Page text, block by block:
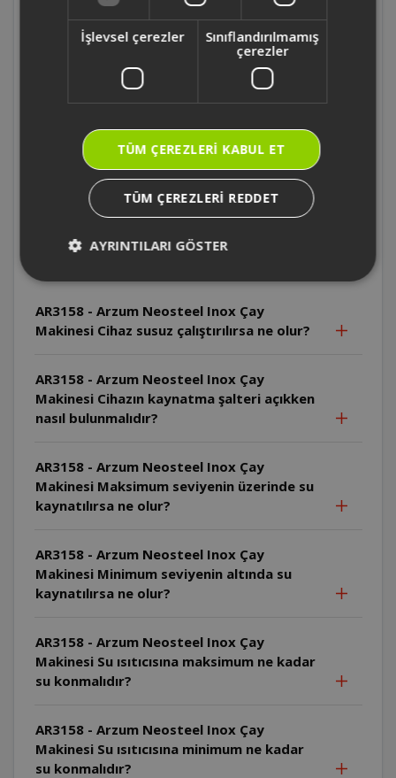
Makinesi Cihazın dış yüzeyi neden dikkatli
tutulmalıdır?
AR3158 - Arzum Neosteel Inox Çay
AR3158 - Arzum Neosteel Inox Çay
Makinesi Cihazın enerji tabanı suya
sokulabilir mi?
AR3158 - Arzum Neosteel Inox Çay Makinesi Cihazın
AR3158 - Arzum Neosteel Inox Çay
Makinesi Cihaz susuz çalıştırılırsa ne olur?
AR3158 - Arzum Neosteel Inox Çay
Makinesi Cihazın kaynatma şalteri açıkken
nasıl bulunmalıdır?
AR3158 - Arzum Neosteel Inox Çay
Makinesi Maksimum seviyenin üzerinde su
kaynatılırsa ne olur?
AR3158 - Arzum Neosteel Inox Çay
Makinesi Minimum seviyenin altında su
kaynatılırsa ne olur?
AR3158 - Arzum Neosteel Inox Çay
Makinesi Su ısıtıcısına maksimum ne kadar
su konmalıdır?
AR3158 - Arzum Neosteel Inox Çay
Makinesi Su ısıtıcısına minimum ne kadar
su konmalıdır?
İşlevsel çerezler
Sınıflandırılmamış
çerezler
TÜM ÇEREZLERI KABUL ET
TÜM ÇEREZLERI REDDET
AYRINTILARI GÖSTER